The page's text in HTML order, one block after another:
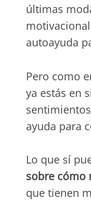
últimas
autoayuda
Pero como
ya estás en
ayuda para
Lo que sí
sobre cómo
que tienen